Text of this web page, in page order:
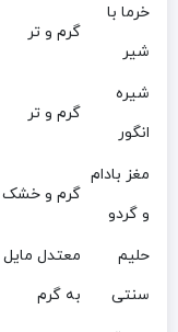
خرما با
شیر
گرم و تر
شیره
انگور
گرم و تر
مغز بادام
و گردو
گرم و خشک
حلیم
سنتی
معتدل مایل
به گرم